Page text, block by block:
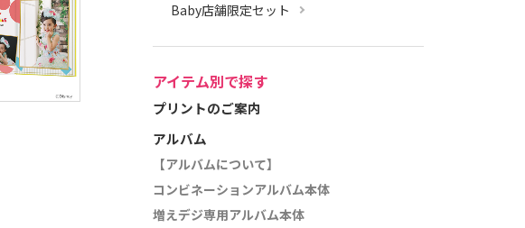
Baby店舗限定セット
アイテム別で探す
プリントのご案内
アルバム
【アルバムについて】
コンビネーションアルバム本体
増えデジ専用アルバム本体